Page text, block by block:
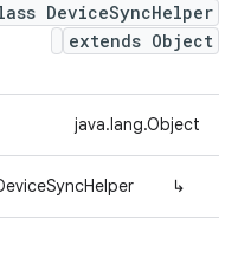
DeviceSyncHelper
extends Object
java.lang.Object
↳